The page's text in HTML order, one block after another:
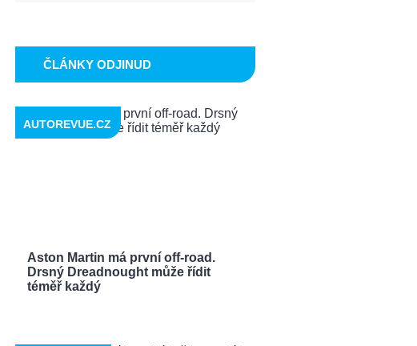
ČLÁNKY ODJINUD
Aston Martin má první off-road.
Drsný Dreadnought může řídit
téměř každý
AUTOREVUE.CZ